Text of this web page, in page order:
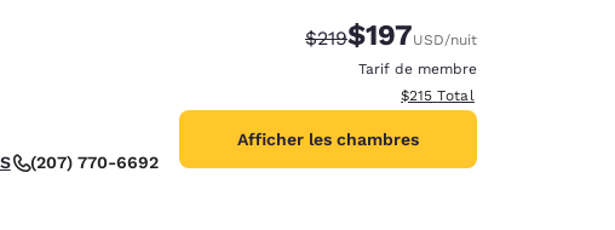
(207) 770-6692
Tarif barré :
$219Tarif réduit :
$197USD/nuit
Tarif de membre
Afficher les détails totaux
$215 Total
Afficher les chambres